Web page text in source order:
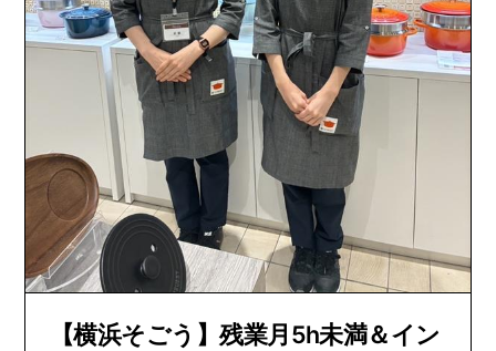
【横浜そごう】残業月5h未満＆イン